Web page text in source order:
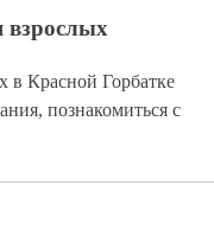
в Красной Горбатке
познакомиться с